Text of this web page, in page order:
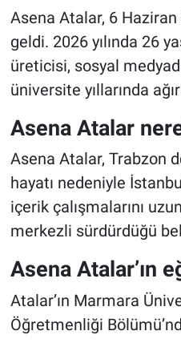
Asena Atalar, 6
geldi. 2026 yılında 26
üreticisi, sosyal
üniversite yıllarında
Asena Atalar
Asena Atalar, Trabzon
hayatı nedeniyle
içerik çalışmalarını
merkezli sürdürdüğü
Asena Atalar’ın
Atalar’ın Marmara
Öğretmenliği